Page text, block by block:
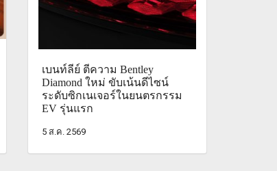
เบนท์ลีย์ ตีความ Bentley
Diamond ใหม่ ขับเน้นดีไซน์
ระดับซิกเนเจอร์ในยนตรกรรม
EV รุ่นแรก
5 ส.ค. 2569